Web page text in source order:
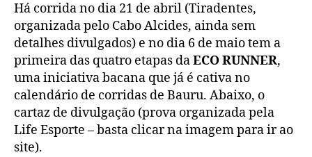
Há corrida no dia 21 de abril (Tiradentes,
organizada pelo Cabo Alcides, ainda sem
detalhes divulgados) e no dia 6 de maio tem a
primeira das quatro etapas daECO RUNNER,
uma iniciativa bacana que já é cativa no
calendário de corridas de Bauru. Abaixo, o
cartaz de divulgação (prova organizada pela
Life Esporte – basta clicar na imagem para ir ao
site).